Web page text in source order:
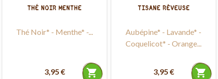
THÉ NOIR MENTHE
Thé Noir* - Menthe* -...
3,95 € shopping_cart
TISANE RÊVEUSE
Aubépine* - Lavande* -
Coquelicot* - Orange...
3,95 € shopping_cart